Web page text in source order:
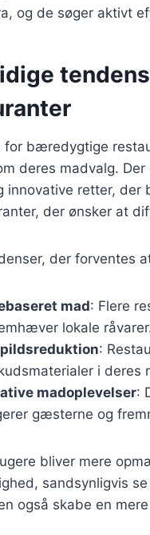
og de søger aktivt
for bæredygtige
deres madvalg.
innovative retter, der
der ønsker at
der forventes
mad: Flere
lokale
:
i deres
madoplevelser:
gæsterne og
bliver mere
sandsynligvis
også skabe en